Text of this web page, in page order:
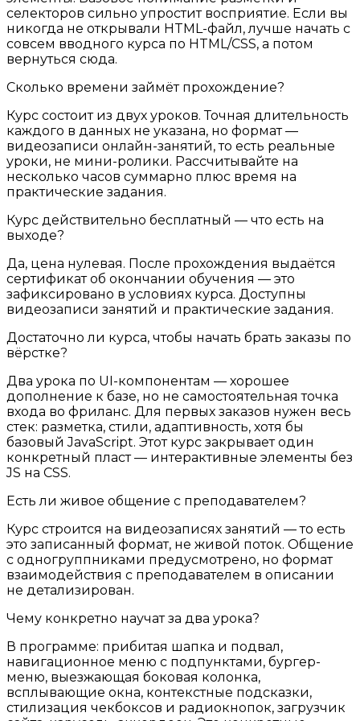
селекторов сильно упростит восприятие. Если вы
никогда не открывали HTML-файл, лучше начать с
совсем вводного курса по HTML/CSS, а потом
вернуться сюда.
Сколько времени займёт прохождение?
Курс состоит из двух уроков. Точная длительность
каждого в данных не указана, но формат —
видеозаписи онлайн-занятий, то есть реальные
уроки, не мини-ролики. Рассчитывайте на
несколько часов суммарно плюс время на
практические задания.
Курс действительно бесплатный — что есть на
выходе?
Да, цена нулевая. После прохождения выдаётся
сертификат об окончании обучения — это
зафиксировано в условиях курса. Доступны
видеозаписи занятий и практические задания.
Достаточно ли курса, чтобы начать брать заказы по
вёрстке?
Два урока по UI-компонентам — хорошее
дополнение к базе, но не самостоятельная точка
входа во фриланс. Для первых заказов нужен весь
стек: разметка, стили, адаптивность, хотя бы
базовый JavaScript. Этот курс закрывает один
конкретный пласт — интерактивные элементы без
JS на CSS.
Есть ли живое общение с преподавателем?
Курс строится на видеозаписях занятий — то есть
это записанный формат, не живой поток. Общение
с одногруппниками предусмотрено, но формат
взаимодействия с преподавателем в описании
не детализирован.
Чему конкретно научат за два урока?
В программе: прибитая шапка и подвал,
навигационное меню с подпунктами, бургер-
меню, выезжающая боковая колонка,
всплывающие окна, контекстные подсказки,
стилизация чекбоксов и радиокнопок, загрузчик